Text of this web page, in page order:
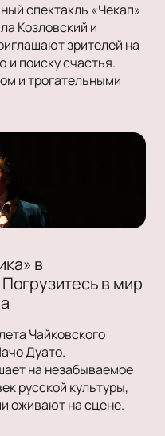
спектакль «Чекап»
Козловский и
зрителей на
и поиску счастья.
и трогательными
в
в мир
Чайковского
Дуато.
на незабываемое
русской культуры,
оживают на сцене.